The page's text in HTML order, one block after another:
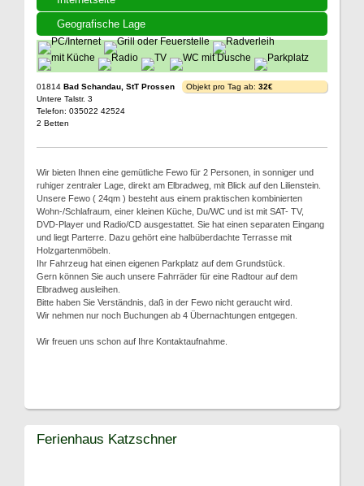
Geografische Lage
01814 Bad Schandau, StT Prossen
Untere Talstr. 3
Telefon: 035022 42524
2 Betten
Objekt pro Tag ab: 32€
Wir bieten Ihnen eine gemütliche Fewo für 2 Personen, in sonniger und
ruhiger zentraler Lage, direkt am Elbradweg, mit Blick auf den Lilienstein.
Unsere Fewo ( 24qm ) besteht aus einem praktischen kombinierten
Wohn-/Schlafraum, einer kleinen Küche, Du/WC und ist mit SAT- TV,
DVD-Player und Radio/CD ausgestattet. Sie hat einen separaten Eingang
und liegt Parterre. Dazu gehört eine halbüberdachte Terrasse mit
Holzgartenmöbeln.
Ihr Fahrzeug hat einen eigenen Parkplatz auf dem Grundstück.
Gern können Sie auch unsere Fahrräder für eine Radtour auf dem
Elbradweg ausleihen.
Bitte haben Sie Verständnis, daß in der Fewo nicht geraucht wird.
Wir nehmen nur noch Buchungen ab 4 Übernachtungen entgegen.
Wir freuen uns schon auf Ihre Kontaktaufnahme.
Ferienhaus Katzschner